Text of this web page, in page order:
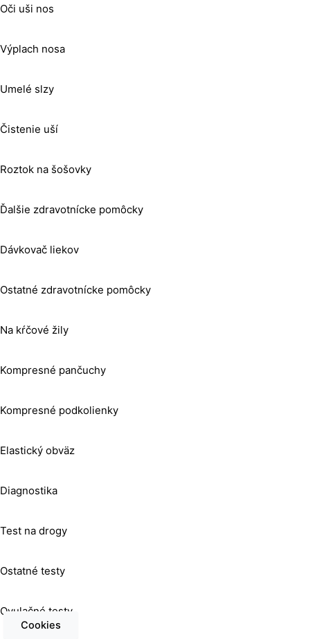
Oči uši nos
Výplach nosa
Umelé slzy
Čistenie uší
Roztok na šošovky
Ďalšie zdravotnícke pomôcky
Dávkovač liekov
Ostatné zdravotnícke pomôcky
Na kŕčové žily
Kompresné pančuchy
Kompresné podkolienky
Elastický obväz
Diagnostika
Test na drogy
Ostatné testy
Ovulačné testy
Cookies